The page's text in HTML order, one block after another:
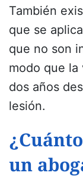
También
que se
que no son
modo que
dos años
lesión.
un